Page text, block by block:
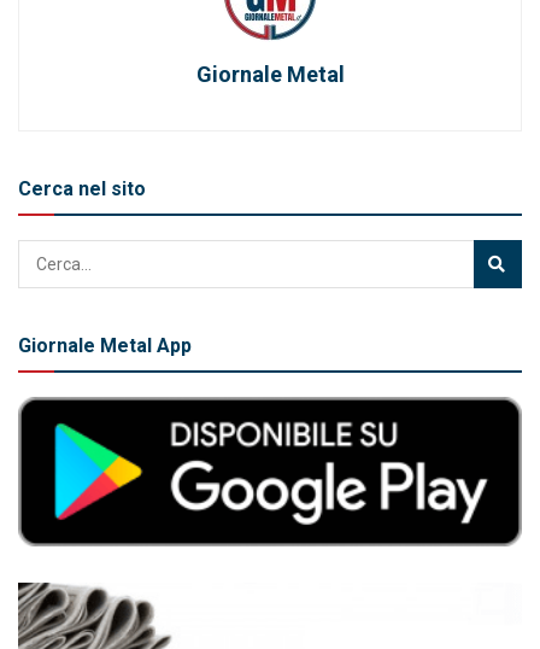
Giornale Metal
Cerca nel sito
Giornale Metal App